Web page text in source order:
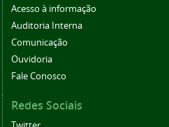
Acesso à informação
Auditoria Interna
Comunicação
Ouvidoria
Fale Conosco
Redes Sociais